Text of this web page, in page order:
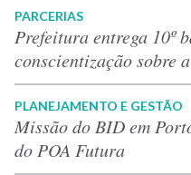
PARCERIAS
Prefeitura entrega 10º
conscientização sobre
PLANEJAMENTO E GESTÃO
Missão do BID em
do POA Futura